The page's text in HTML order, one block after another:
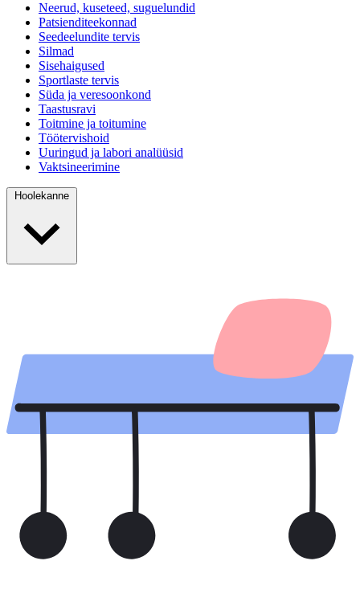
Neerud, kuseteed, suguelundid
Patsienditeekonnad
Seedeelundite tervis
Silmad
Sisehaigused
Sportlaste tervis
Süda ja veresoonkond
Taastusravi
Toitmine ja toitumine
Töötervishoid
Uuringud ja labori analüüsid
Vaktsineerimine
Hoolekanne